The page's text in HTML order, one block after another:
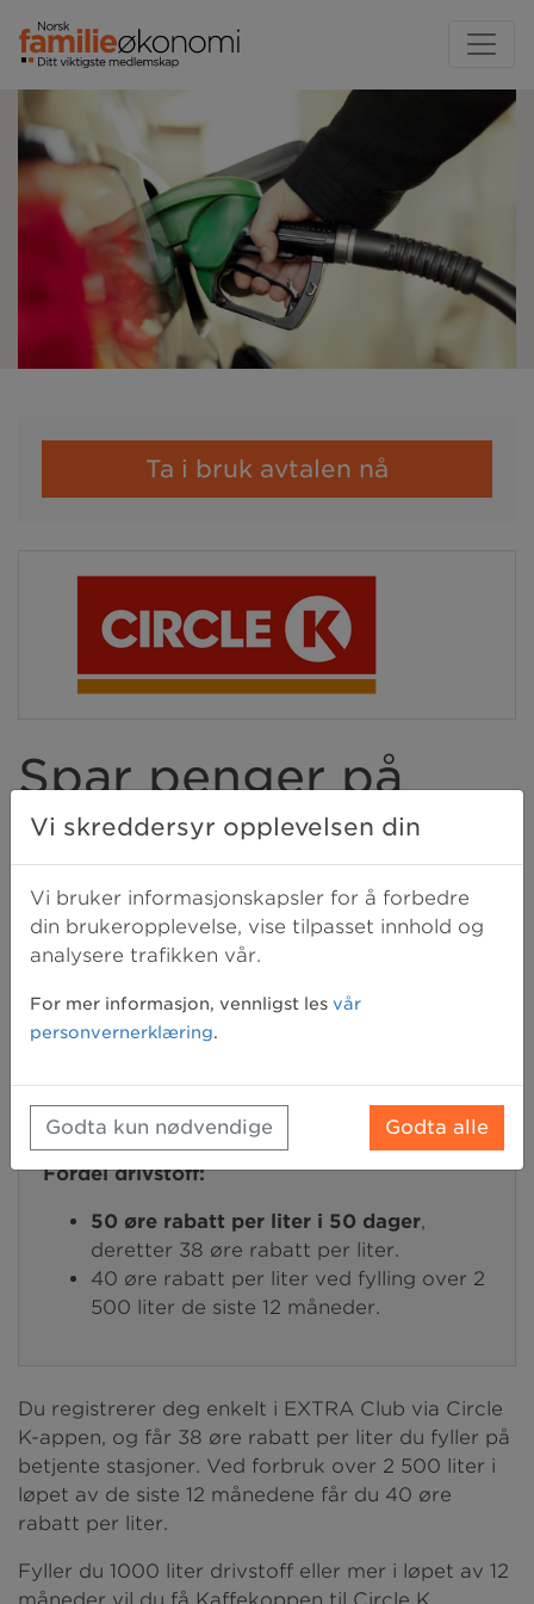
Ta i bruk avtalen nå
Spar penger på
drivstoff
Som medlem får du 38 øre
drivstoffrabatt per liter når du
Rabatten gjelder også ved kjøp av
i hele Norge.
Fordel drivstoff:
50 øre rabatt per liter i 50 dager,
deretter 38 øre rabatt per liter.
40 øre rabatt per liter ved fylling over 2
500 liter de siste 12 måneder.
Du registrerer deg enkelt i EXTRA Club via Circle
K-appen, og får 38 øre rabatt per liter du fyller på
betjente stasjoner. Ved forbruk over 2 500 liter i
løpet av de siste 12 månedene får du 40 øre
rabatt per liter.
Fyller du 1000 liter drivstoff eller mer i løpet av 12
Vi skreddersyr opplevelsen din
Vi bruker informasjonskapsler for å forbedre
din brukeropplevelse, vise tilpasset innhold og
analysere trafikken vår.
For mer informasjon, vennligst les vår
personvernerklæring.
Godta kun nødvendige Godta alle